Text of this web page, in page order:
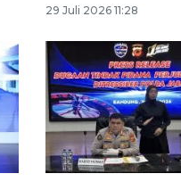
29 Juli 2026 11:28